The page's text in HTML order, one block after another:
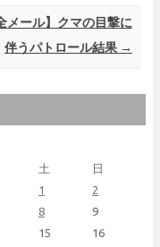
メール】クマの目撃に
伴うパトロール結果 →
土 日
1
2
8
9
15
16